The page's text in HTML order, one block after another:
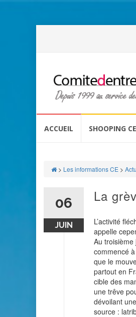
ACCUEIL SHOOPING CE
> Les informations CE >
06
JUIN
La
L’activité
appelle
Au
commencé
que le
partout en
cible des
une trêve
dévoilant
source :